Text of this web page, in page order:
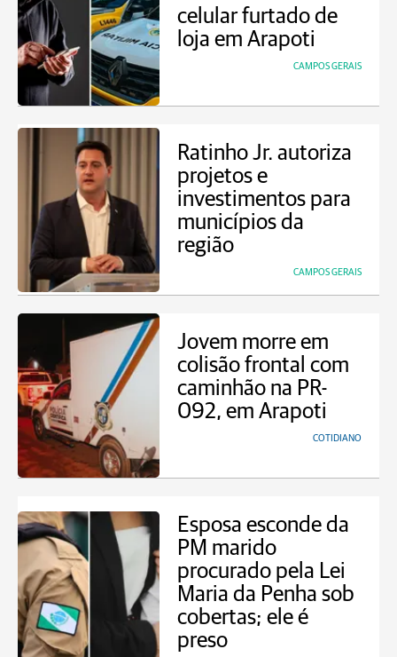
celular furtado de
loja em Arapoti
CAMPOS GERAIS
Ratinho Jr. autoriza
projetos e
investimentos para
municípios da
região
CAMPOS GERAIS
Jovem morre em
colisão frontal com
caminhão na PR-
092, em Arapoti
COTIDIANO
Esposa esconde da
PM marido
procurado pela Lei
Maria da Penha sob
cobertas; ele é
preso